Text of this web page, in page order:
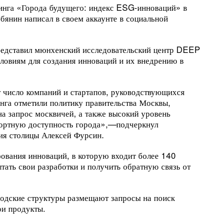
«Города будущего: индекс ESG-инноваций» в
написал в своем аккаунте в социальной
мюнхенский исследовательский центр DEEP
для создания инноваций и их внедрению в
компаний и стартапов, руководствующихся
отметили политику правительства Москвы,
запрос москвичей, а также высокий уровень
доступность города»,—подчеркнул
столицы Алексей Фурсин.
инноваций, в которую входит более 140
свои разработки и получить обратную связь от
структуры размещают запросы на поиск
продукты.